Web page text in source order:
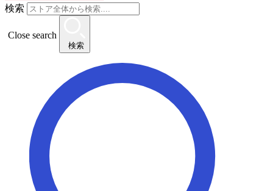
検索
Close search
検索